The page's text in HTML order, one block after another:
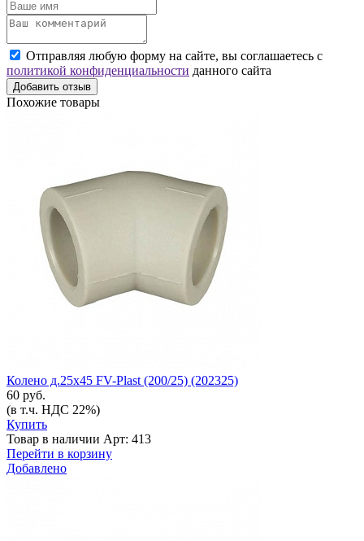
Отправляя любую форму на сайте, вы соглашаетесь с
политикой конфиденциальности данного сайта
Добавить отзыв
Похожие товары
Колено д.25х45 FV-Plast (200/25) (202325)
60 руб.
(в т.ч. НДС 22%)
Купить
Товар в наличии Арт: 413
Перейти в корзину
Добавлено